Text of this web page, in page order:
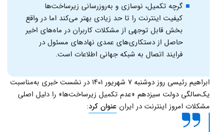
گرچه تکمیل، نوسازی و به‌روزرسانی زیرساخت‌ها
کیفیت اینترنت را تا حد زیادی بهتر می‌کند اما در واقع
بخش قابل توجهی از مشکلات کاربران در ماه‌های اخیر
حاصل از دستکاری‌های عمدی نهادهای مسئول در
فرایند اتصال به شبکه جهانی اطلاعات است.
ابراهیم رئیسی روز دوشنبه ۷ شهریور ۱۴۰۱ در نشست خبری به‌مناسبت
یک‌سالگی دولت سیزدهم «عدم تکمیل زیرساخت‌ها» را دلیل اصلی
مشکلات امروز اینترنت در ایران عنوان کرد: